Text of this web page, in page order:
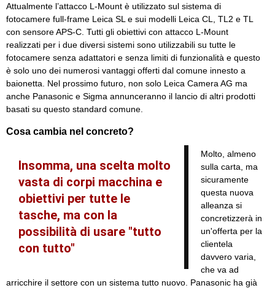
Attualmente l’attacco L-Mount è utilizzato sul sistema di
fotocamere full-frame Leica SL e sui modelli Leica CL, TL2 e TL
con sensore APS-C. Tutti gli obiettivi con attacco L-Mount
realizzati per i due diversi sistemi sono utilizzabili su tutte le
fotocamere senza adattatori e senza limiti di funzionalità e questo
è solo uno dei numerosi vantaggi offerti dal comune innesto a
baionetta. Nel prossimo futuro, non solo Leica Camera AG ma
anche Panasonic e Sigma annunceranno il lancio di altri prodotti
basati su questo standard comune.
Cosa cambia nel concreto?
Insomma, una scelta molto
vasta di corpi macchina e
obiettivi per tutte le
tasche, ma con la
possibilità di usare "tutto
con tutto"
Molto, almeno
sulla carta, ma
sicuramente
questa nuova
alleanza si
concretizzerà in
un'offerta per la
clientela
davvero varia,
che va ad
arricchire il settore con un sistema tutto nuovo. Panasonic ha già